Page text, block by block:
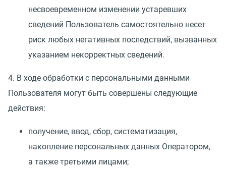
несвоевременном изменении устаревших
сведений Пользователь самостоятельно несет
риск любых негативных последствий, вызванных
указанием некорректных сведений.
4. В ходе обработки с персональными данными
Пользователя могут быть совершены следующие
действия:
получение, ввод, сбор, систематизация,
накопление персональных данных Оператором,
а также третьими лицами;